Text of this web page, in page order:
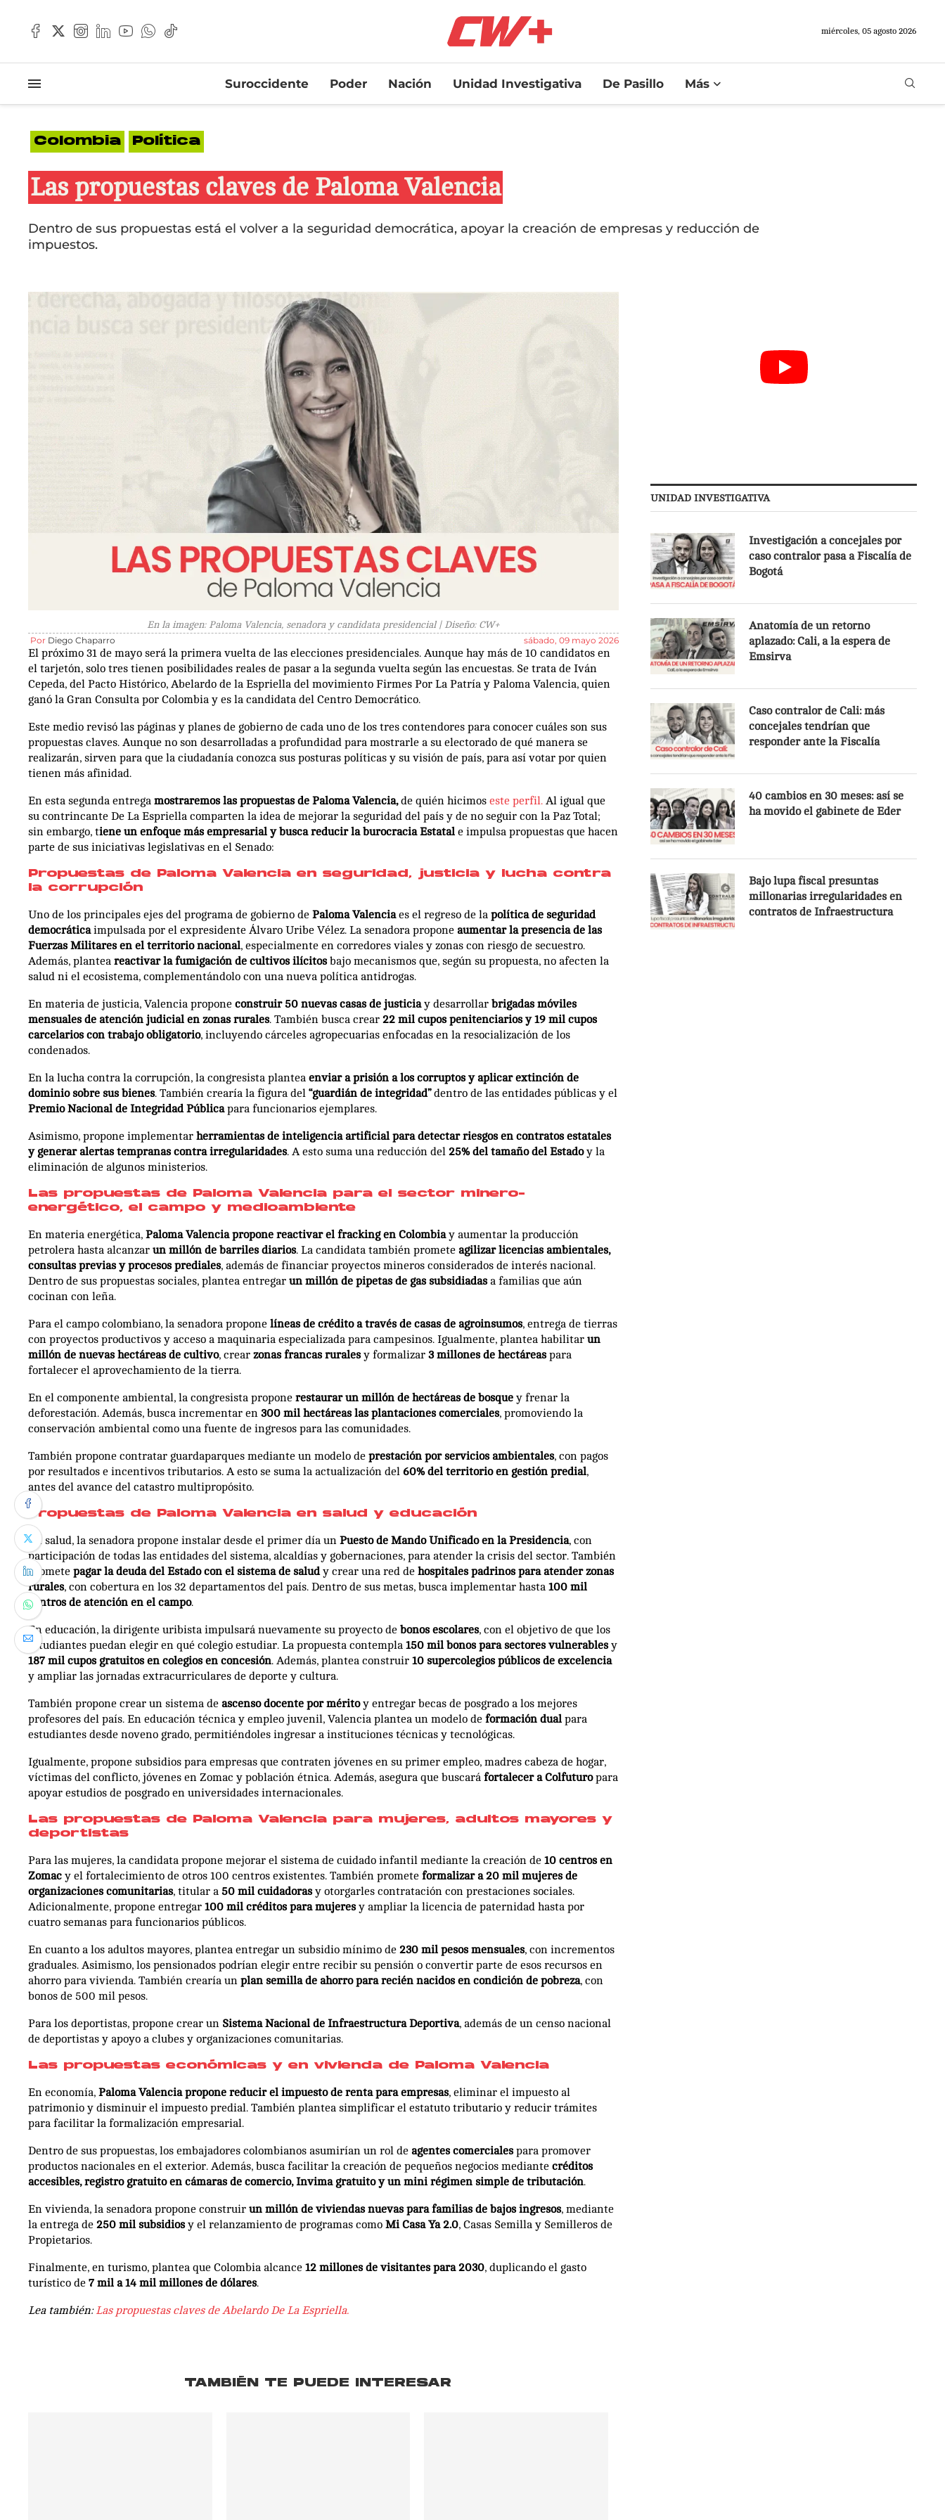
miércoles, 05 agosto 2026
Suroccidente Poder Nación Unidad Investigativa De Pasillo Más
Colombia Política
Las propuestas claves de Paloma Valencia
Dentro de sus propuestas está el volver a la seguridad democrática, apoyar la creación de empresas y reducción de
impuestos.
En la imagen: Paloma Valencia, senadora y candidata presidencial | Diseño: CW+
Por Diego Chaparro sábado, 09 mayo 2026
El próximo 31 de mayo será la primera vuelta de las elecciones presidenciales. Aunque hay más de 10 candidatos en
el tarjetón, solo tres tienen posibilidades reales de pasar a la segunda vuelta según las encuestas. Se trata de Iván
Cepeda, del Pacto Histórico, Abelardo de la Espriella del movimiento Firmes Por La Patría y Paloma Valencia, quien
ganó la Gran Consulta por Colombia y es la candidata del Centro Democrático.
Este medio revisó las páginas y planes de gobierno de cada uno de los tres contendores para conocer cuáles son sus
propuestas claves. Aunque no son desarrolladas a profundidad para mostrarle a su electorado de qué manera se
realizarán, sirven para que la ciudadanía conozca sus posturas políticas y su visión de país, para así votar por quien
tienen más afinidad.
En esta segunda entrega mostraremos las propuestas de Paloma Valencia,de quién hicimos este perfil. Al igual que
su contrincante De La Espriella comparten la idea de mejorar la seguridad del país y de no seguir con la Paz Total;
sin embargo, tiene un enfoque más empresarial y busca reducir la burocracia Estatal e impulsa propuestas que hacen
parte de sus iniciativas legislativas en el Senado:
Propuestas de Paloma Valencia en seguridad, justicia y lucha contra
la corrupción
Uno de los principales ejes del programa de gobierno de Paloma Valenciaes el regreso de la política de seguridad
democráticaimpulsada por el expresidente Álvaro Uribe Vélez. La senadora propone aumentar la presencia de las
Fuerzas Militares en el territorio nacional, especialmente en corredores viales y zonas con riesgo de secuestro.
Además, plantea reactivar la fumigación de cultivos ilícitosbajo mecanismos que, según su propuesta, no afecten la
salud ni el ecosistema, complementándolo con una nueva política antidrogas.
En materia de justicia, Valencia propone construir 50 nuevas casas de justiciay desarrollar brigadas móviles
mensuales de atención judicial en zonas rurales. También busca crear 22 mil cupos penitenciarios y 19 mil cupos
carcelarios con trabajo obligatorio, incluyendo cárceles agropecuarias enfocadas en la resocialización de los
condenados.
En la lucha contra la corrupción, la congresista plantea enviar a prisión a los corruptos y aplicar extinción de
dominio sobre sus bienes. También crearía la figura del “guardián de integridad”dentro de las entidades públicas y el
Premio Nacional de Integridad Públicapara funcionarios ejemplares.
Asimismo, propone implementar herramientas de inteligencia artificial para detectar riesgos en contratos estatales
y generar alertas tempranas contra irregularidades. A esto suma una reducción del 25% del tamaño del Estadoy la
eliminación de algunos ministerios.
Las propuestas de Paloma Valencia para el sector minero-
energético, el campo y medioambiente
En materia energética, Paloma Valencia propone reactivar el fracking en Colombiay aumentar la producción
petrolera hasta alcanzar un millón de barriles diarios. La candidata también promete agilizar licencias ambientales,
consultas previas y procesos prediales, además de financiar proyectos mineros considerados de interés nacional.
Dentro de sus propuestas sociales, plantea entregar un millón de pipetas de gas subsidiadasa familias que aún
cocinan con leña.
Para el campo colombiano, la senadora propone líneas de crédito a través de casas de agroinsumos, entrega de tierras
con proyectos productivos y acceso a maquinaria especializada para campesinos. Igualmente, plantea habilitar un
millón de nuevas hectáreas de cultivo, crear zonas francas ruralesy formalizar 3 millones de hectáreaspara
fortalecer el aprovechamiento de la tierra.
En el componente ambiental, la congresista propone restaurar un millón de hectáreas de bosque y frenar la
deforestación. Además, busca incrementar en 300 mil hectáreas las plantaciones comerciales, promoviendo la
conservación ambiental como una fuente de ingresos para las comunidades.
También propone contratar guardaparques mediante un modelo de prestación por servicios ambientales, con pagos
por resultados e incentivos tributarios. A esto se suma la actualización del 60% del territorio en gestión predial,
antes del avance del catastro multipropósito.
Propuestas de Paloma Valencia en salud y educación
En salud, la senadora propone instalar desde el primer día un Puesto de Mando Unificado en la Presidencia, con
participación de todas las entidades del sistema, alcaldías y gobernaciones, para atender la crisis del sector. También
promete pagar la deuda del Estado con el sistema de saludy crear una red de hospitales padrinos para atender zonas
rurales, con cobertura en los 32 departamentos del país. Dentro de sus metas, busca implementar hasta 100 mil
centros de atención en el campo.
En educación, la dirigente uribista impulsará nuevamente su proyecto de bonos escolares, con el objetivo de que los
estudiantes puedan elegir en qué colegio estudiar. La propuesta contempla 150 mil bonos para sectores vulnerablesy
187 mil cupos gratuitos en colegios en concesión. Además, plantea construir 10 supercolegios públicos de excelencia
y ampliar las jornadas extracurriculares de deporte y cultura.
También propone crear un sistema de ascenso docente por méritoy entregar becas de posgrado a los mejores
profesores del país. En educación técnica y empleo juvenil, Valencia plantea un modelo de formación dual para
estudiantes desde noveno grado, permitiéndoles ingresar a instituciones técnicas y tecnológicas.
Igualmente, propone subsidios para empresas que contraten jóvenes en su primer empleo, madres cabeza de hogar,
víctimas del conflicto, jóvenes en Zomac y población étnica. Además, asegura que buscará fortalecer a Colfuturopara
apoyar estudios de posgrado en universidades internacionales.
Las propuestas de Paloma Valencia para mujeres, adultos mayores y
deportistas
Para las mujeres, la candidata propone mejorar el sistema de cuidado infantil mediante la creación de 10 centros en
Zomac y el fortalecimiento de otros 100 centros existentes. También promete formalizar a 20 mil mujeres de
organizaciones comunitarias, titular a 50 mil cuidadorasy otorgarles contratación con prestaciones sociales.
Adicionalmente, propone entregar 100 mil créditos para mujeresy ampliar la licencia de paternidad hasta por
cuatro semanas para funcionarios públicos.
En cuanto a los adultos mayores, plantea entregar un subsidio mínimo de 230 mil pesos mensuales, con incrementos
graduales. Asimismo, los pensionados podrían elegir entre recibir su pensión o convertir parte de esos recursos en
ahorro para vivienda. También crearía un plan semilla de ahorro para recién nacidos en condición de pobreza, con
bonos de 500 mil pesos.
Para los deportistas, propone crear un Sistema Nacional de Infraestructura Deportiva, además de un censo nacional
de deportistas y apoyo a clubes y organizaciones comunitarias.
Las propuestas económicas y en vivienda de Paloma Valencia
En economía, Paloma Valencia propone reducir el impuesto de renta para empresas, eliminar el impuesto al
patrimonio y disminuir el impuesto predial. También plantea simplificar el estatuto tributario y reducir trámites
para facilitar la formalización empresarial.
Dentro de sus propuestas, los embajadores colombianos asumirían un rol de agentes comercialespara promover
productos nacionales en el exterior. Además, busca facilitar la creación de pequeños negocios mediante créditos
accesibles, registro gratuito en cámaras de comercio, Invima gratuito y un mini régimen simple de tributación.
En vivienda, la senadora propone construir un millón de viviendas nuevas para familias de bajos ingresos, mediante
la entrega de 250 mil subsidiosy el relanzamiento de programas como Mi Casa Ya 2.0, Casas Semilla y Semilleros de
Propietarios.
Finalmente, en turismo, plantea que Colombia alcance 12 millones de visitantes para 2030, duplicando el gasto
turístico de 7 mil a 14 mil millones de dólares.
Lea también:Las propuestas claves de Abelardo De La Espriella.
TAMBIÉN TE PUEDE INTERESAR
UNIDAD INVESTIGATIVA
Investigación a concejales por
caso contralor pasa a Fiscalía de
Bogotá
Anatomía de un retorno
aplazado: Cali, a la espera de
Emsirva
Caso contralor de Cali: más
concejales tendrían que
responder ante la Fiscalía
40 cambios en 30 meses: así se
ha movido el gabinete de Eder
Bajo lupa fiscal presuntas
millonarias irregularidades en
contratos de Infraestructura